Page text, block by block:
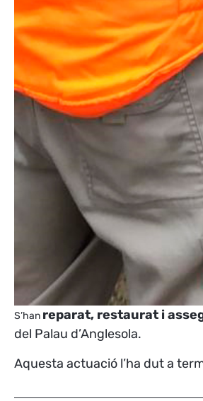
S’han reparat, restaurat i
del Palau d’Anglesola.
Aquesta actuació l’ha dut a